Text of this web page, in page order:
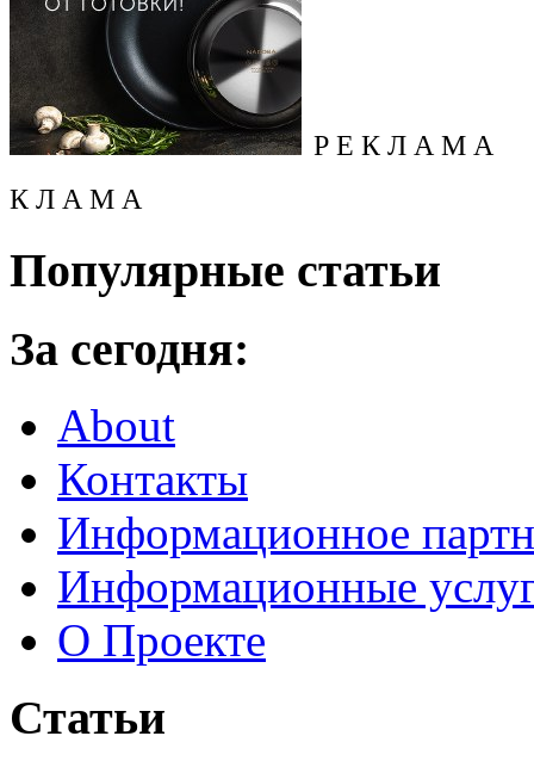
Р Е К Л А М А
К Л А М А
Популярные статьи
За сегодня:
About
Контакты
Информационное
Информационные
О Проекте
Статьи